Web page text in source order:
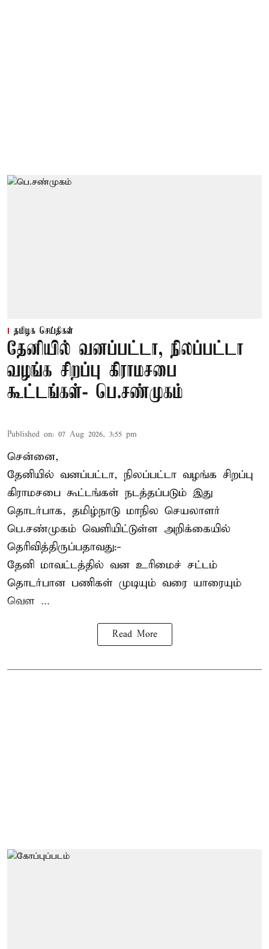
தமிழக செய்திகள்
தேனியில் வனப்பட்டா, நிலப்பட்டா
வழங்க சிறப்பு கிராமசபை
கூட்டங்கள்- பெ.சண்முகம்
Published on: 07 Aug 2026, 3:55 pm
சென்னை,
தேனியில் வனப்பட்டா, நிலப்பட்டா வழங்க சிறப்பு
கிராமசபை கூட்டங்கள் நடத்தப்படும் இது
தொடர்பாக, தமிழ்நாடு மாநில செயலாளர்
பெ.சண்முகம் வெளியிட்டுள்ள அறிக்கையில்
தெரிவித்திருப்பதாவது:-
தேனி மாவட்டத்தில் வன உரிமைச் சட்டம்
தொடர்பான பணிகள் முடியும் வரை யாரையும்
வெள ...
Read More